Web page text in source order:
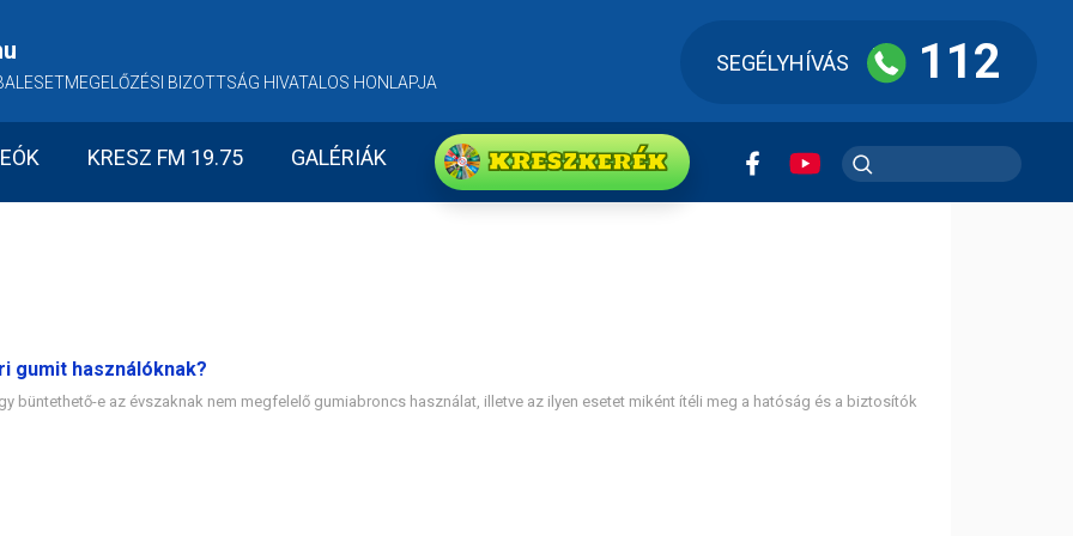
BIZOTTSÁG HIVATALOS HONLAPJA
SEGÉLYHÍVÁS 112
KRESZ FM 19.75 GALÉRIÁK KRESZkerék
gumit használóknak?
büntethető-e az évszaknak nem megfelelő gumiabroncs használat, illetve az ilyen esetet miként ítéli meg a hatóság és a biztosítók